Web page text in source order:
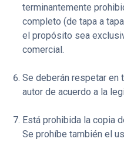
terminantemente
completo (de tapa a
el propósito sea
comercial.
Se deberán respetar en
autor de acuerdo a la
Está prohibida la copia
Se prohíbe también el